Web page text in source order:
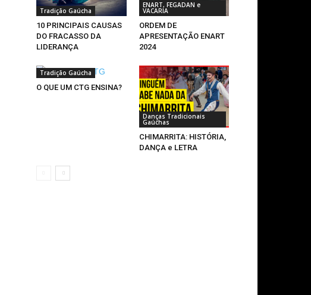
Tradição Gaúcha
10 PRINCIPAIS CAUSAS
DO FRACASSO DA
LIDERANÇA
ENART, FEGADAN e
VACARIA
ORDEM DE
APRESENTAÇÃO ENART
2024
Tradição Gaúcha
O QUE UM CTG ENSINA?
Danças Tradicionais
Gaúchas
CHIMARRITA: HISTÓRIA,
DANÇA e LETRA